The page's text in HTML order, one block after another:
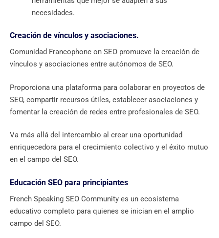
necesidades.
Creación de vínculos y asociaciones.
Comunidad Francophone on SEO promueve la creación de
vínculos y asociaciones entre autónomos de SEO.
Proporciona una plataforma para colaborar en proyectos de
SEO, compartir recursos útiles, establecer asociaciones y
fomentar la creación de redes entre profesionales de SEO.
Va más allá del intercambio al crear una oportunidad
enriquecedora para el crecimiento colectivo y el éxito mutuo
en el campo del SEO.
Educación SEO para principiantes
French Speaking SEO Community es un ecosistema
educativo completo para quienes se inician en el amplio
campo del SEO.